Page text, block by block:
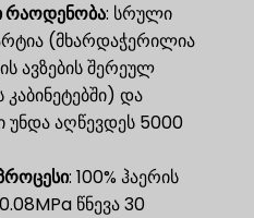
რაოდენობა​: სრული
(მხარდაჭერილია
ავზების შერეულ
და
უნდა აღწევდეს 5000
​: 100% ჰაერის
წნევა 30